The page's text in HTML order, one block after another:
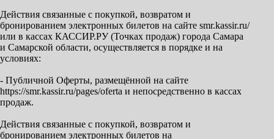
Действия связанные с покупкой, возвратом и
бронированием электронных билетов на сайте smr.kassir.ru/
или в кассах КАССИР.РУ (Точках продаж) города Самара
и Самарской области, осуществляется в порядке и на
условиях:
- Публичной Оферты, размещённой на сайте
https://smr.kassir.ru/pages/oferta и непосредственно в кассах
продаж.
Действия связанные с покупкой, возвратом и
бронированием электронных билетов на